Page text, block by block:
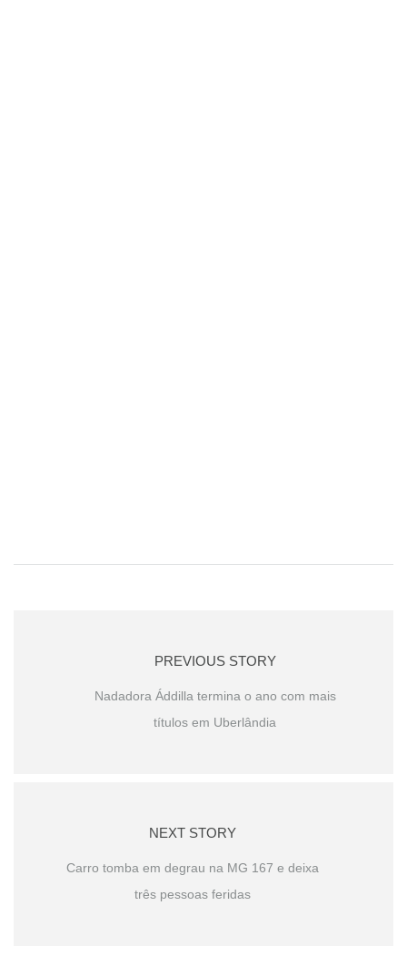
PREVIOUS STORY
Nadadora Áddilla termina o ano com mais
títulos em Uberlândia
NEXT STORY
Carro tomba em degrau na MG 167 e deixa
três pessoas feridas